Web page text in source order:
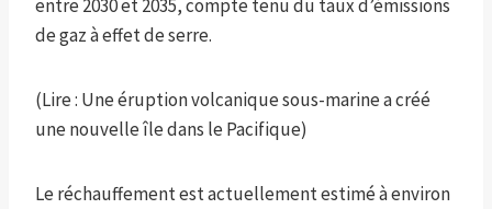
entre 2030 et 2035, compte tenu du taux d’émissions
de gaz à effet de serre.
(Lire : Une éruption volcanique sous-marine a créé
une nouvelle île dans le Pacifique)
Le réchauffement est actuellement estimé à environ